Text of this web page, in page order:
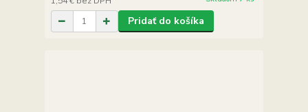
Pridať do košíka